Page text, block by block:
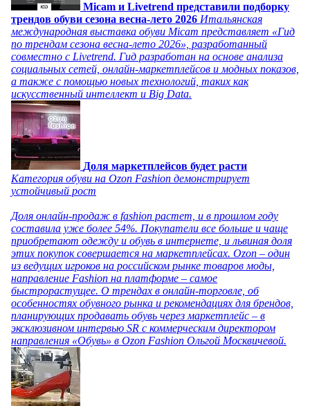
Micam и Livetrend представили подборку
трендов обуви сезона весна-лето 2026 Итальянская
международная выставка обуви Micam представляет «Гид
по трендам сезона весна-лето 2026», разработанный
совместно с Livetrend. Гид разработан на основе анализа
социальных сетей, онлайн-маркетплейсов и модных показов,
а также с помощью новых технологий, таких как
искусственный интеллект и Big Data.
Доля маркетплейсов будет расти
Категория обуви на Ozon Fashion демонстрирует
устойчивый рост
Доля онлайн-продаж в fashion растет, и в прошлом году
составила уже более 54%. Покупатели все больше и чаще
приобретают одежду и обувь в интернете, и львиная доля
этих покупок совершается на маркетплейсах. Ozon – один
из ведущих игроков на российском рынке товаров моды,
направление Fashion на платформе – самое
быстрорастущее. О трендах в онлайн-торговле, об
особенностях обувного рынка и рекомендациях для брендов,
планирующих продавать обувь через маркетплейс – в
эксклюзивном интервью SR с коммерческим директором
направления «Обувь» в Ozon Fashion Ольгой Москвичевой.